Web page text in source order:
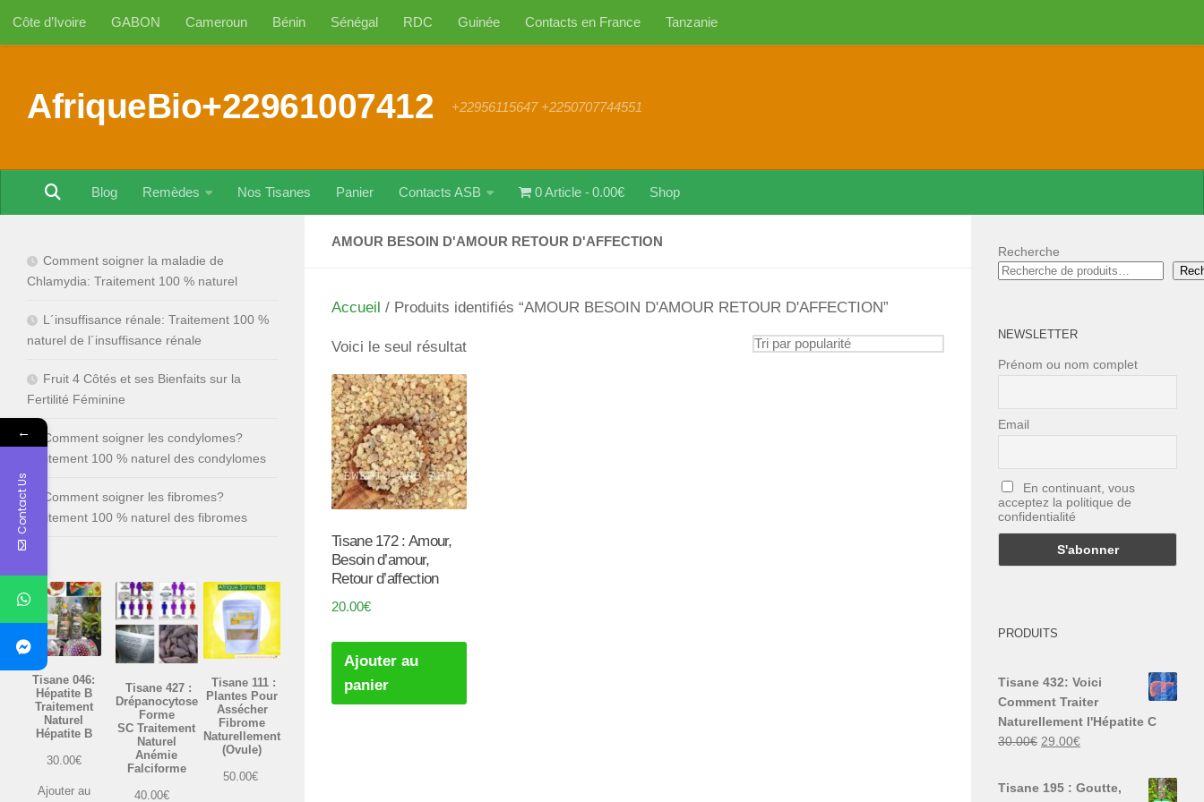
Au dessous du contenu
Côte d’Ivoire GABON Cameroun Bénin Sénégal RDC Guinée Contacts en France Tanzanie
AfriqueBio+22961007412 +22956115647 +2250707744551
Blog Remèdes Nos Tisanes Panier Contacts ASB 0 Article 0.00€ Shop
AMOUR BESOIN D'AMOUR RETOUR D'AFFECTION
Accueil / Produits identifiés “AMOUR BESOIN D'AMOUR RETOUR D'AFFECTION”
Voici le seul résultat
Tisane 172 : Amour,
Besoin d’amour,
Retour d’affection
20.00€
Ajouter au
panier
Comment soigner la maladie de
Chlamydia: Traitement 100 % naturel
L´insuffisance rénale: Traitement 100 %
naturel de l´insuffisance rénale
Fruit 4 Côtés et ses Bienfaits sur la
Fertilité Féminine
Comment soigner les condylomes?
Traitement 100 % naturel des condylomes
Comment soigner les fibromes?
Traitement 100 % naturel des fibromes
Tisane 046:
Hépatite B
Traitement
Naturel
Hépatite B
30.00€
Ajouter au
Tisane 427 :
Drépanocytose
Forme
SC Traitement
Naturel
Anémie
Falciforme
40.00€
Tisane 111 :
Plantes Pour
Assécher
Fibrome
Naturellement
(Ovule)
50.00€
Recherche
NEWSLETTER
Prénom ou nom complet
Email
En continuant, vous
acceptez la politique de
confidentialité
PRODUITS
Tisane 432: Voici
Comment Traiter
Naturellement l'Hépatite C
30.00€ Le
29.00€Le
Tisane 195 : Goutte,
←
Contact Us